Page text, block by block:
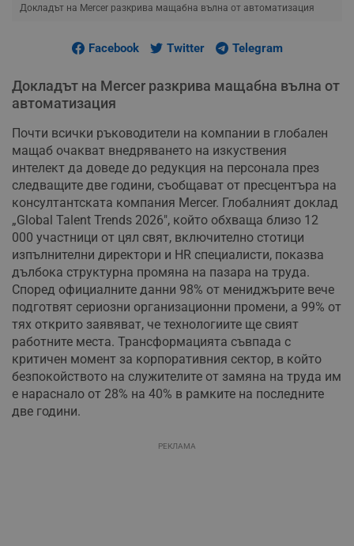
Докладът на Mercer разкрива мащабна вълна от автоматизация
Facebook Twitter Telegram
Докладът на Mercer разкрива мащабна вълна от
автоматизация
Почти всички ръководители на компании в глобален
мащаб очакват внедряването на изкуствения
интелект да доведе до редукция на персонала през
следващите две години, съобщават от пресцентъра на
консултантската компания Mercer. Глобалният доклад
„Global Talent Trends 2026", който обхваща близо 12
000 участници от цял свят, включително стотици
изпълнителни директори и HR специалисти, показва
дълбока структурна промяна на пазара на труда.
Според официалните данни 98% от мениджърите вече
подготвят сериозни организационни промени, а 99% от
тях открито заявяват, че технологиите ще свият
работните места. Трансформацията съвпада с
критичен момент за корпоративния сектор, в който
безпокойството на служителите от замяна на труда им
е нараснало от 28% на 40% в рамките на последните
две години.
РЕКЛАМА